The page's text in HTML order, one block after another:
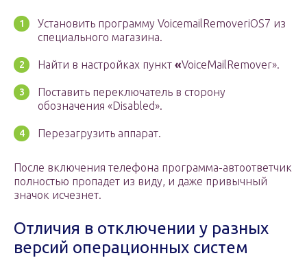
Установить программу VoicemailRemoveriOS7 из
специального магазина.
Найти в настройках пункт «VoiceMailRemover».
Поставить переключатель в сторону
обозначения «Disabled».
Перезагрузить аппарат.
После включения телефона программа-автоответчик
полностью пропадет из виду, и даже привычный
значок исчезнет.
Отличия в отключении у разных
версий операционных систем